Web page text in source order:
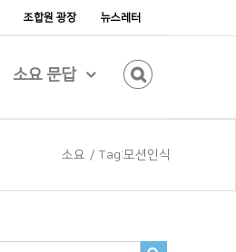
조합원 광장 뉴스레터
소요 문답
소요 / Tag:모션인식